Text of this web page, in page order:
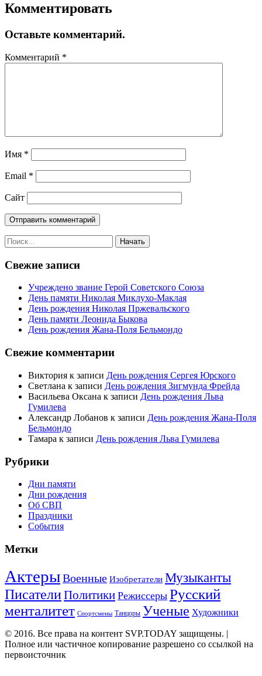
Комментировать
Оставьте комментарий.
Комментарий *
Имя *
Email *
Сайт
Свежие записи
Учреждено звание Герой Советского Союза
День памяти Николая Миклухо-Маклая
День рождения Николая Пржевальского
День памяти Леонида Быкова
День рождения Жана-Поля Бельмондо
Свежие комментарии
Виктория к записи День рождения Сергея Юрского
Светлана к записи День рождения Зигмунда Фрейда
Васильева Оксана к записи День рождения Льва
Гумилева
Александр Лобанов к записи День рождения Жана-Поля
Бельмондо
Тамара к записи День рождения Льва Гумилева
Рубрики
Дни памяти
Дни рождения
Об СВП
Праздники
События
Метки
АктерыВоенные Изобретатели Музыканты
ПисателиПолитики Режиссеры Русский
менталитет Спортсмены Танцоры Ученые Художники
© 2016. Все права на контент SVP.TODAY защищены. |
Полное или частичное копирование разрешено со ссылкой на
первоисточник